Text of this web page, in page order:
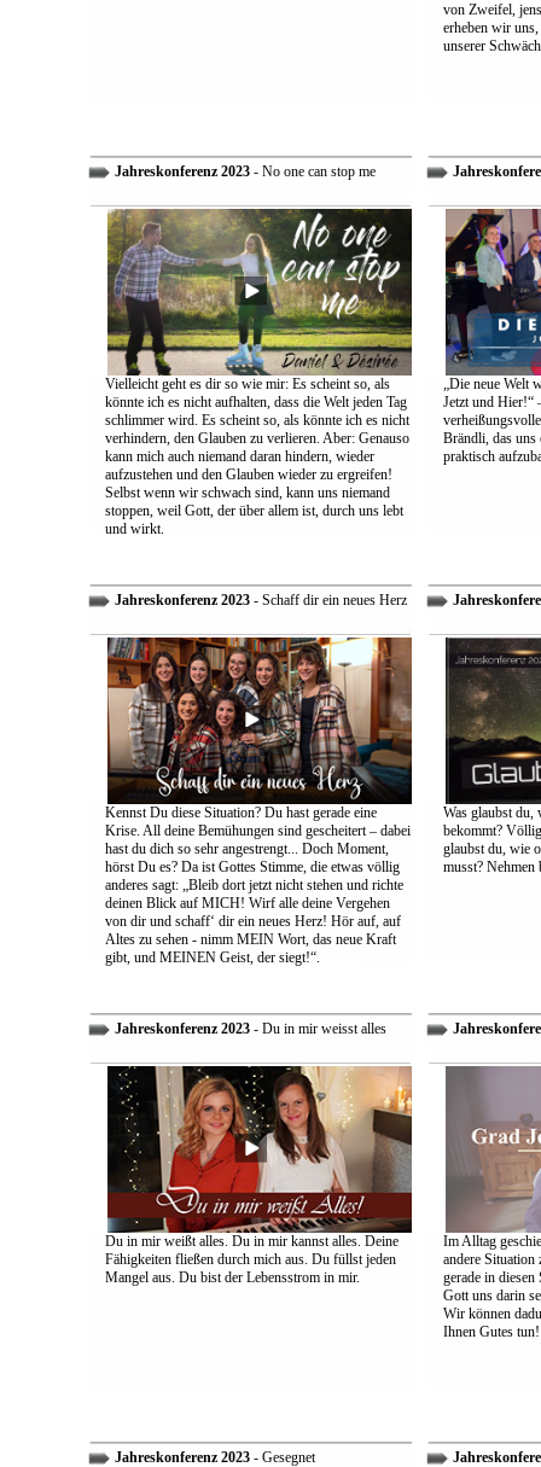
von Zweifel,
erheben wir
unserer
Jahreskonferenz 2023- No one can stop me
Vielleicht geht es dir so wie mir: Es scheint so, als
könnte ich es nicht aufhalten, dass die Welt jeden Tag
schlimmer wird. Es scheint so, als könnte ich es nicht
verhindern, den Glauben zu verlieren. Aber: Genauso
kann mich auch niemand daran hindern, wieder
aufzustehen und den Glauben wieder zu ergreifen!
Selbst wenn wir schwach sind, kann uns niemand
stoppen, weil Gott, der über allem ist, durch uns lebt
und wirkt.
„Die neue Welt
Jetzt und Hier!“
Brändli, das uns
praktisch
Jahreskonferenz 2023- Schaff dir ein neues Herz
Kennst Du diese Situation? Du hast gerade eine
Krise. All deine Bemühungen sind gescheitert – dabei
hast du dich so sehr angestrengt... Doch Moment,
hörst Du es? Da ist Gottes Stimme, die etwas völlig
anderes sagt: „Bleib dort jetzt nicht stehen und richte
deinen Blick auf MICH! Wirf alle deine Vergehen
von dir und schaff‘ dir ein neues Herz! Hör auf, auf
Altes zu sehen - nimm MEIN Wort, das neue Kraft
gibt, und MEINEN Geist, der siegt!“.
Was glaubst du,
bekommt?
glaubst du, wie
musst? Nehmen
Jahreskonferenz 2023- Du in mir weisst alles
Du in mir weißt alles. Du in mir kannst alles. Deine
Fähigkeiten fließen durch mich aus. Du füllst jeden
Mangel aus. Du bist der Lebensstrom in mir.
Im Alltag
andere
gerade in
Gott uns darin
Wir können
Ihnen Gutes tun!
Jahreskonferenz 2023- Gesegnet